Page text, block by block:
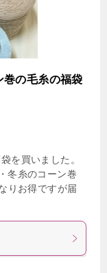
の毛糸の福袋
を買いました。
冬糸のコーン巻
りお得ですが届